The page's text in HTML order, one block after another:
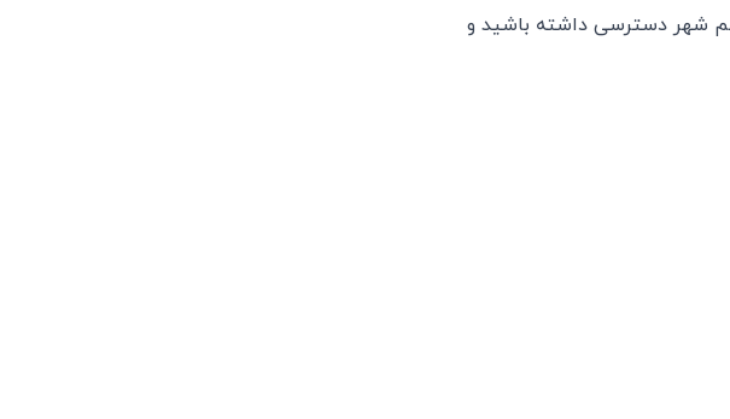
شهر دسترسی داشته باشید و